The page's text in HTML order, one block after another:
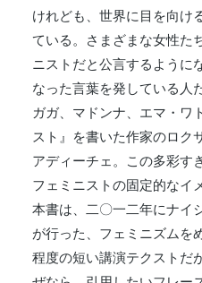
けれども、世界に目を向け
ている。さまざまな女性た
ニストだと公言するように
なった言葉を発している人
ガガ、マドンナ、エマ・ワ
スト』を書いた作家のロク
アディーチェ。この多彩す
フェミニストの固定的なイ
本書は、二〇一二年にナイ
が行った、フェミニズムを
程度の短い講演テクストだ